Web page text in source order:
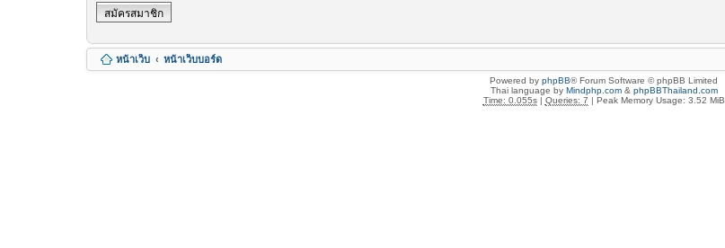
สมัครสมาชิก
หน้าเว็บ หน้าเว็บบอร์ด
Powered by phpBB® Forum Software © phpBB Limited
Thai language by Mindphp.com& phpBBThailand.com
Time: 0.055s| Queries: 7 | Peak Memory Usage: 3.52 MiB